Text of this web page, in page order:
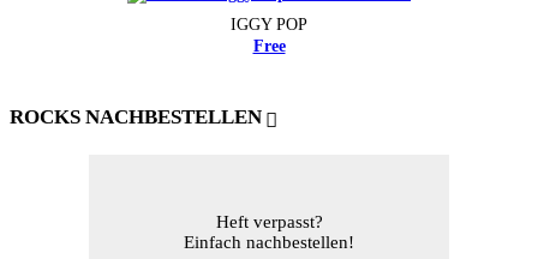
IGGY POP
Free
ROCKS NACHBESTELLEN
Heft verpasst?
Einfach nachbestellen!